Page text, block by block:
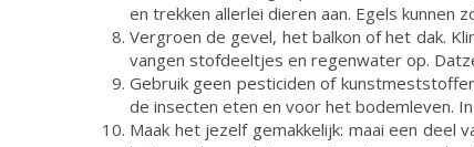
en trekken allerlei dieren aan. Egels kunnen
Vergroen de gevel, het balkon of het dak.
vangen stofdeeltjes en regenwater op.
Gebruik geen pesticiden of
de insecten eten en voor het bodemleven.
Maak het jezelf gemakkelijk: maai een deel